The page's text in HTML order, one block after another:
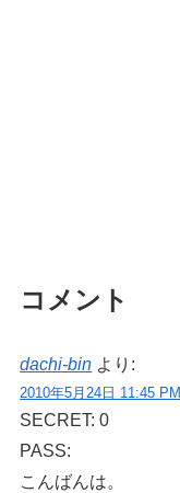
コメント
dachi-bin より:
2010年5月24日 11:45 PM
SECRET: 0
PASS:
こんばんは。